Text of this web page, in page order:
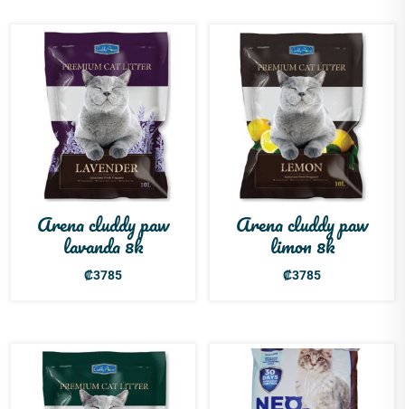
Arena cluddy paw
lavanda 8k
₡3785
Arena cluddy paw
limon 8k
₡3785